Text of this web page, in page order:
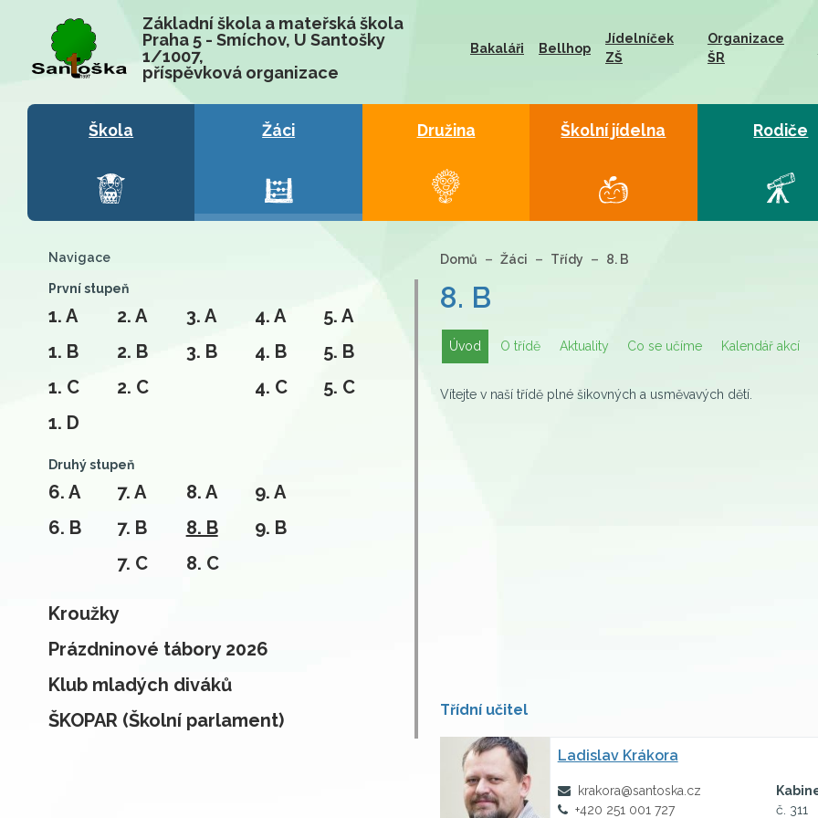
Základní škola a mateřská škola
Praha 5 - Smíchov, U Santošky
1/1007,
příspěvková organizace
Bakaláři Bellhop
Jídelníček
ZŠ
Organizace
ŠR
Škola Žáci Družina Školní jídelna Rodiče
Navigace
První stupeň
1. A
1. B
1. C
1. D
2. A
2. B
2. C
3. A
3. B
4. A
4. B
4. C
5. A
5. B
5. C
Druhý stupeň
6. A
6. B
7. A
7. B
7. C
8. A
8. B
8. C
9. A
9. B
Kroužky
Prázdninové tábory 2026
Klub mladých diváků
ŠKOPAR (Školní parlament)
Domů Žáci Třídy 8. B
8. B
Úvod O třídě Aktuality Co se učíme Kalendář akcí
Vítejte v naší třídě plné šikovných a usměvavých dětí.
Třídní učitel
Ladislav Krákora
krakora@santoska.cz
+420 251 001 727
č. 311